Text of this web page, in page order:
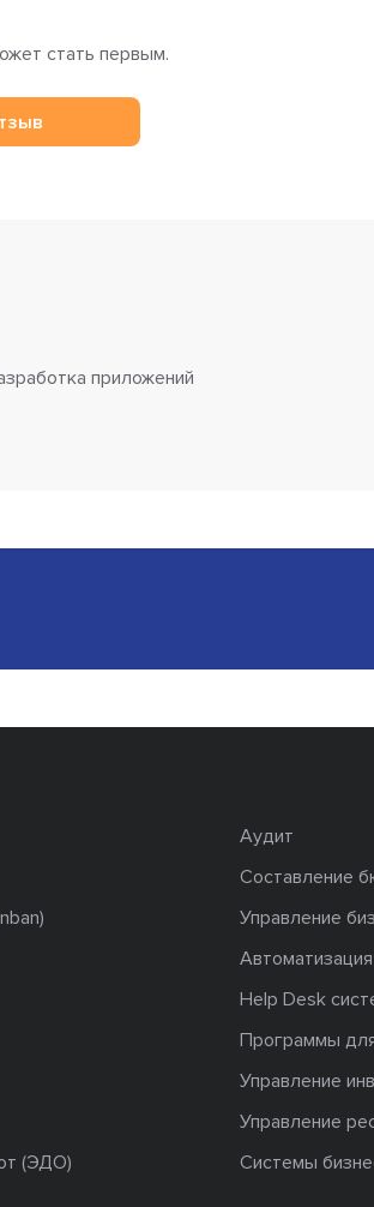
стать первым.
приложений
Аудит
Составление
Управление
Help Desk
Программы
Управление
Управление
(ЭДО) Системы